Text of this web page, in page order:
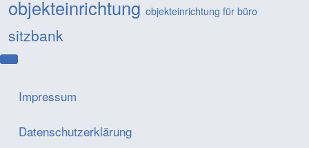
objekteinrichtung objekteinrichtung für büro
sitzbank
Impressum
Datenschutzerklärung